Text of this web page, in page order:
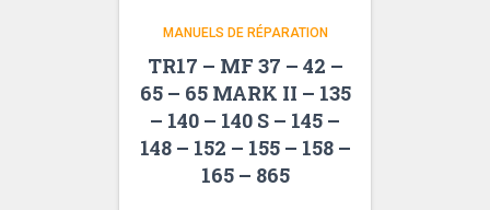
MANUELS DE RÉPARATION
TR17 – MF 37 – 42 –
65 – 65 MARK II – 135
– 140 – 140 S – 145 –
148 – 152 – 155 – 158 –
165 – 865